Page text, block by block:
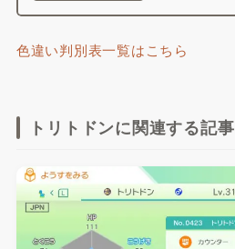
色違い判別表一覧はこちら
トリトドンに関連する記事